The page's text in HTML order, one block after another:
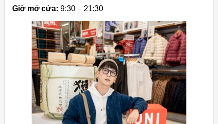
Giờ mở cửa: 9:30 – 21:30